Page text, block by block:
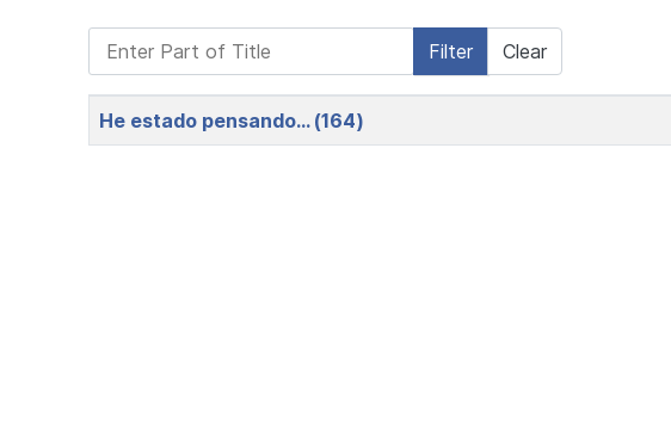
Enter Part of Title Filter Clear
Title
He estado pensando… (164)